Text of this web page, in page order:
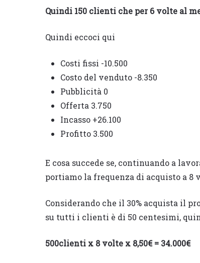
Quindi 150 clienti che per 6 volte al
Quindi eccoci qui
Costi fissi -10.500
Costo del venduto -8.350
Pubblicità 0
Offerta 3.750
Incasso +26.100
Profitto 3.500
E cosa succede se, continuando a
portiamo la frequenza di acquisto a
Considerando che il 30% acquista il
su tutti i clienti è di 50 centesimi,
500clienti x 8 volte x 8,50€ = 34.000€